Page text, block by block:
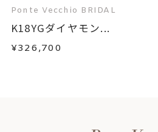
Ponte Vecchio BRIDAL
K18YGダイヤモン...
¥326,700